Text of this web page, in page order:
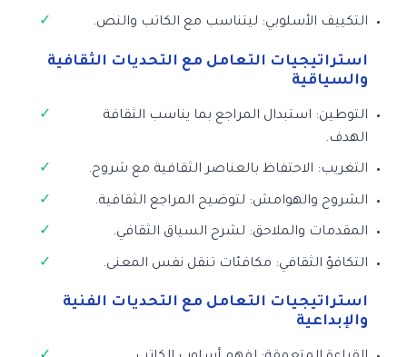
التكييف الأسلوبي: ليتناسب مع الكاتب والنص.
استراتيجيات التعامل مع التحديات الثقافية
والسياقية
التوطين: استبدال المراجع بما يناسب الثقافة
الهدف.
التغريب: الاحتفاظ بالعناصر الثقافية مع شروح.
الشروح والهوامش: لتوضيح المراجع الثقافية.
المقدمات والملاحق: لشرح السياق الثقافي.
التكافؤ الثقافي: مكافئات تنقل نفس المعنى.
استراتيجيات التعامل مع التحديات الفنية
والإبداعية